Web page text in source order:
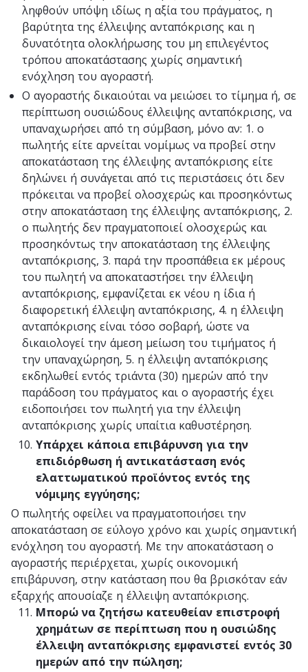
ληφθούν υπόψη ιδίως η αξία του πράγματος, η
βαρύτητα της έλλειψης ανταπόκρισης και η
δυνατότητα ολοκλήρωσης του μη επιλεγέντος
τρόπου αποκατάστασης χωρίς σημαντική
ενόχληση του αγοραστή.
Ο αγοραστής δικαιούται να μειώσει το τίμημα ή, σε
περίπτωση ουσιώδους έλλειψης ανταπόκρισης, να
υπαναχωρήσει από τη σύμβαση, μόνο αν: 1. ο
πωλητής είτε αρνείται νομίμως να προβεί στην
αποκατάσταση της έλλειψης ανταπόκρισης είτε
δηλώνει ή συνάγεται από τις περιστάσεις ότι δεν
πρόκειται να προβεί ολοσχερώς και προσηκόντως
στην αποκατάσταση της έλλειψης ανταπόκρισης, 2.
ο πωλητής δεν πραγματοποιεί ολοσχερώς και
προσηκόντως την αποκατάσταση της έλλειψης
ανταπόκρισης, 3. παρά την προσπάθεια εκ μέρους
του πωλητή να αποκαταστήσει την έλλειψη
ανταπόκρισης, εμφανίζεται εκ νέου η ίδια ή
διαφορετική έλλειψη ανταπόκρισης, 4. η έλλειψη
ανταπόκρισης είναι τόσο σοβαρή, ώστε να
δικαιολογεί την άμεση μείωση του τιμήματος ή
την υπαναχώρηση, 5. η έλλειψη ανταπόκρισης
εκδηλωθεί εντός τριάντα (30) ημερών από την
παράδοση του πράγματος και ο αγοραστής έχει
ειδοποιήσει τον πωλητή για την έλλειψη
ανταπόκρισης χωρίς υπαίτια καθυστέρηση.
Υπάρχει κάποια επιβάρυνση για την
επιδιόρθωση ή αντικατάσταση ενός
ελαττωματικού προϊόντος εντός της
νόμιμης εγγύησης;
Ο πωλητής οφείλει να πραγματοποιήσει την
αποκατάσταση σε εύλογο χρόνο και χωρίς σημαντική
ενόχληση του αγοραστή. Με την αποκατάσταση ο
αγοραστής περιέρχεται, χωρίς οικονομική
επιβάρυνση, στην κατάσταση που θα βρισκόταν εάν
εξαρχής απουσίαζε η έλλειψη ανταπόκρισης.
Μπορώ να ζητήσω κατευθείαν επιστροφή
χρημάτων σε περίπτωση που η ουσιώδης
έλλειψη ανταπόκρισης εμφανιστεί εντός 30
ημερών από την πώληση;